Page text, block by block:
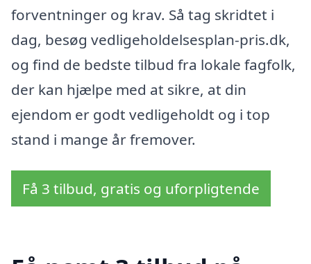
forventninger og krav. Så tag skridtet i
dag, besøg vedligeholdelsesplan-pris.dk,
og find de bedste tilbud fra lokale fagfolk,
der kan hjælpe med at sikre, at din
ejendom er godt vedligeholdt og i top
stand i mange år fremover.
Få 3 tilbud, gratis og uforpligtende